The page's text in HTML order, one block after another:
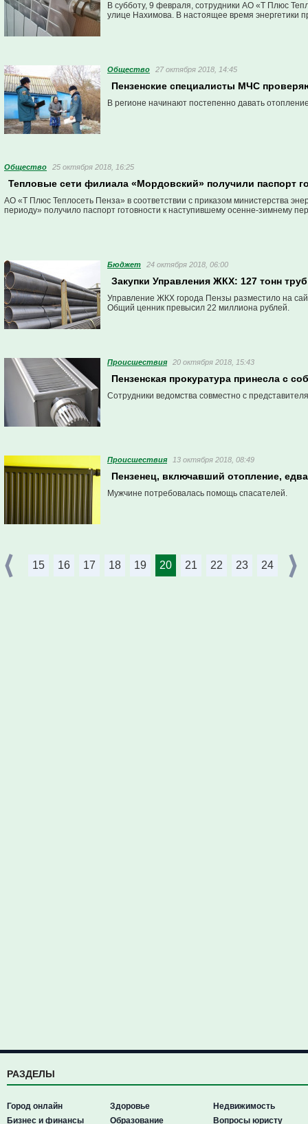
В субботу, 9 февраля, сотрудники АО «Т Плюс
улице Нахимова. В настоящее время энергетики
Общество 27 октября 2018, 14:45
Пензенские специалисты МЧС
В регионе начинают постепенно давать
Общество 25 октября 2018, 16:25
Тепловые сети филиала «Мордовский» получили паспорт
АО «Т Плюс Теплосеть Пенза» в соответствии с приказом министерства
периоду» получило паспорт готовности к наступившему осенне-зимнему
Бюджет 24 октября 2018, 06:00
Закупки Управления ЖКХ: 127 тонн
Управление ЖКХ города Пензы разместило на
Общий ценник превысил 22 миллиона рублей.
Проиcшествия 20 октября 2018, 15:43
Пензенская прокуратура принесла с
Сотрудники ведомства совместно с
Проиcшествия 13 октября 2018, 08:49
Пензенец, включавший отопление,
Мужчине потребовалась помощь спасателей.
15 16 17 18 19 20 21 22 23 24
РАЗДЕЛЫ
Город онлайн
Бизнес и финансы
Здоровье
Образование
Недвижимость
Вопросы юристу